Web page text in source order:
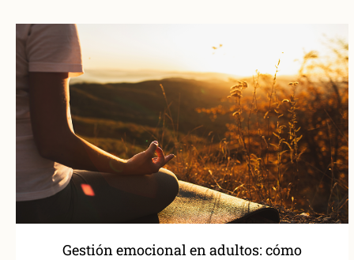
Gestión emocional en adultos: cómo